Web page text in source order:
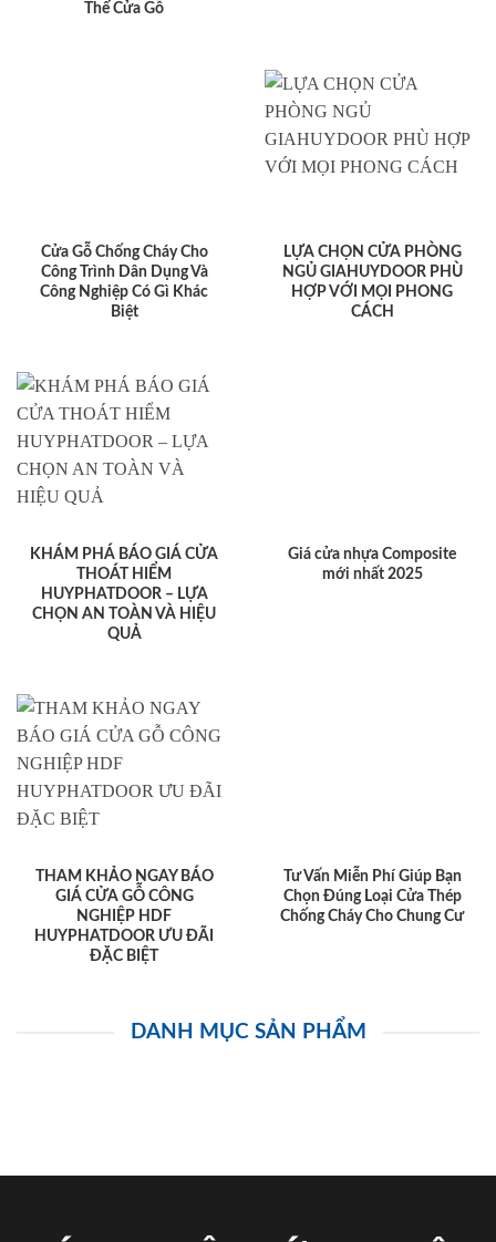
Thế Cửa Gỗ
Cửa Gỗ Chống Cháy Cho
Công Trình Dân Dụng Và
Công Nghiệp Có Gì Khác
Biệt
LỰA CHỌN CỬA PHÒNG
NGỦ GIAHUYDOOR PHÙ
HỢP VỚI MỌI PHONG
CÁCH
KHÁM PHÁ BÁO GIÁ CỬA
THOÁT HIỂM
HUYPHATDOOR – LỰA
CHỌN AN TOÀN VÀ HIỆU
QUẢ
Giá cửa nhựa Composite
mới nhất 2025
THAM KHẢO NGAY BÁO
GIÁ CỬA GỖ CÔNG
NGHIỆP HDF
HUYPHATDOOR ƯU ĐÃI
ĐẶC BIỆT
Tư Vấn Miễn Phí Giúp Bạn
Chọn Đúng Loại Cửa Thép
Chống Cháy Cho Chung Cư
DANH MỤC SẢN PHẨM